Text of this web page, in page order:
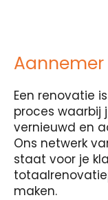
Een renovatie
proces waarbij
vernieuwd en
Ons netwerk
staat voor je
maken.